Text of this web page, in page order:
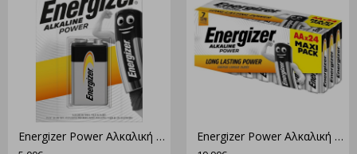
Energizer Power Αλκαλική 9V (1τμχ) Energizer Power Αλκαλική AA (24τμχ)